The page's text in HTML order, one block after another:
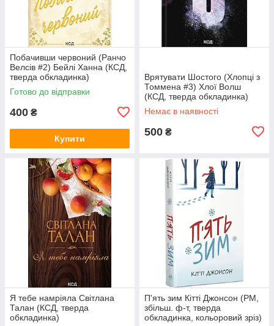
Побачивши червоний (Ранчо
Велсів #2) Бейлі Ханна (КСД,
тверда обкладинка)
Готово до відправки
400 ₴
Купити
Врятувати Шостого (Хлопці з
Томмена #3) Хлої Волш
(КСД, тверда обкладинка)
Немає в наявності
500 ₴
Я тебе намріяла Світлана
Талан (КСД, тверда
обкладинка)
П'ять зим Кітті Джонсон (РМ,
збільш. ф-т, тверда
обкладинка, кольоровий зріз)